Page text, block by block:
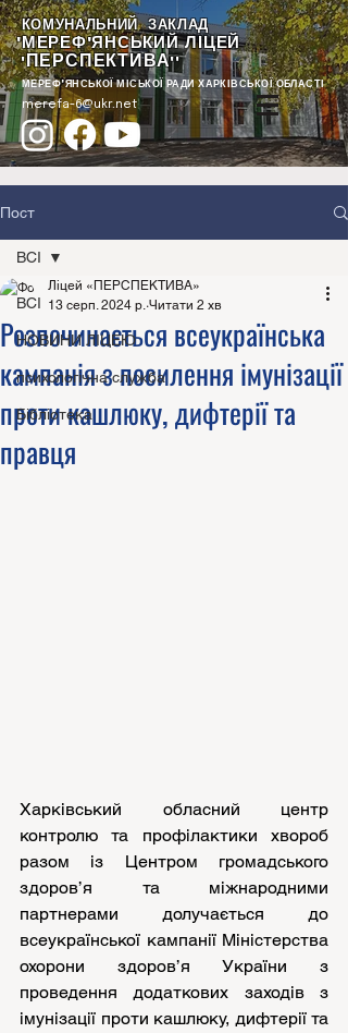
КОМУНАЛЬНИЙ ЗАКЛАД
"МЕРЕФ'ЯНСЬКИЙ ЛІЦЕЙ
"ПЕРСПЕКТИВА""
МЕРЕФ'ЯНСЬКОЇ МІСЬКОЇ РАДИ ХАРКІВСЬКОЇ ОБЛАСТІ
merefa-6@ukr.net
Пост
ВСІ
НОВИНИ ЛІЦЕЮ
психологічна служба
Бібліотека
ВСІ
Розпочинається всеукраїнська
кампанія з посилення імунізації
проти кашлюку, дифтерії та
правця
Ліцей «ПЕРСПЕКТИВА»
13 серп. 2024 р. Читати 2 хв
Харківський обласний центр
контролю та профілактики хвороб
разом із Центром громадського
здоров’я та міжнародними
партнерами долучається до
всеукраїнської кампанії Міністерства
охорони здоров’я України з
проведення додаткових заходів з
імунізації проти кашлюку, дифтерії та